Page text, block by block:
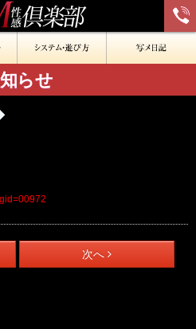
らせ
次へ